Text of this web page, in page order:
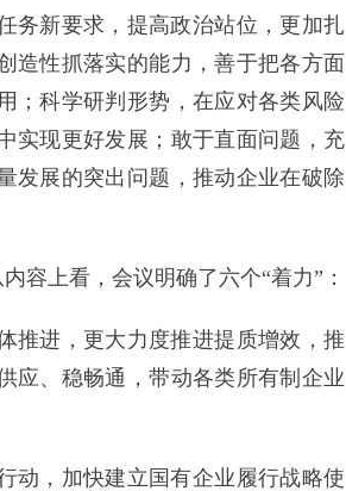
新要求，提高政治站位，更加扎
造性抓落实的能力，善于把各方面
；科学研判形势，在应对各类风险
实现更好发展；敢于直面问题，充
发展的突出问题，推动企业在破除
上看，会议明确了六个“着力”：
进，更大力度推进提质增效，推
应、稳畅通，带动各类所有制企业
，加快建立国有企业履行战略使